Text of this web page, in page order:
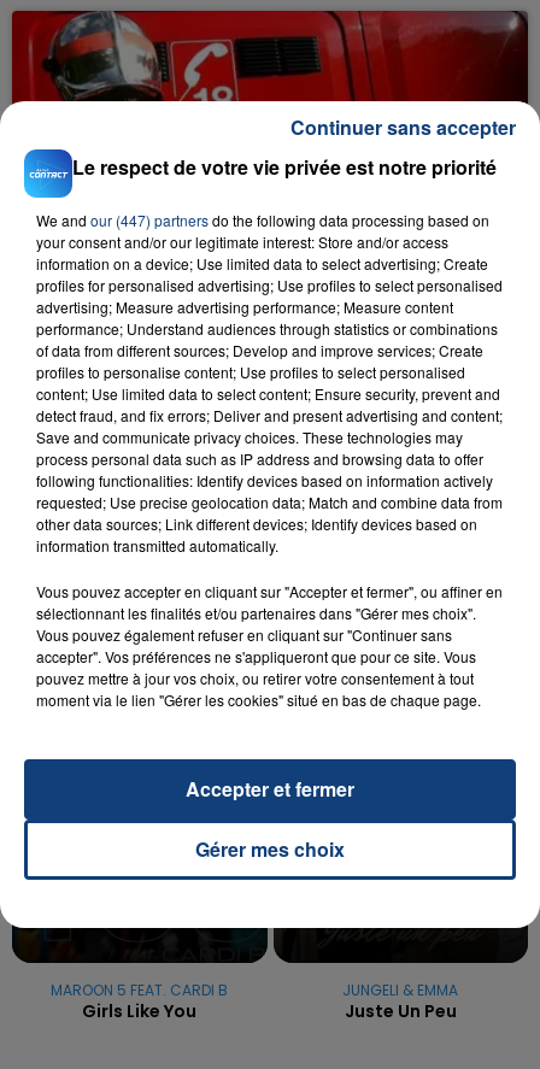
INCENDIE MORTEL À LENS : UNE FEMME ET
SON BÉBÉ ENTRE LA VIE ET LA...
Un homme s'est immolé par le feu après avoir
aspergé sa compagne et leur bébé de trois mois
d'un liquide inflammable.
20 juillet 2026
UNE ADOLESCENTE DEVANT SE FAIRE
OPÉRER DE LA CHEVILLE RESSORT DE LA...
La famille a porté plainte contre la clinique qui a
reconnu sa responsabilité et présenté ses
excuses.
TITRES DIFFUSÉS
MAROON 5 FEAT. CARDI B
Girls Like You
JUNGELI & EMMA
Juste Un Peu
Le respect de votre vie privée est notre priorité
We and our (447) partnersdo the following data processing based on
your consent and/or our legitimate interest: Store and/or access
information on a device; Use limited data to select advertising; Create
profiles for personalised advertising; Use profiles to select personalised
advertising; Measure advertising performance; Measure content
performance; Understand audiences through statistics or combinations
of data from different sources; Develop and improve services; Create
profiles to personalise content; Use profiles to select personalised
content; Use limited data to select content; Ensure security, prevent and
detect fraud, and fix errors; Deliver and present advertising and content;
Save and communicate privacy choices. These technologies may
process personal data such as IP address and browsing data to offer
following functionalities: Identify devices based on information actively
requested; Use precise geolocation data; Match and combine data from
other data sources; Link different devices; Identify devices based on
information transmitted automatically.
Vous pouvez accepter en cliquant sur "Accepter et fermer", ou affiner en
sélectionnant les finalités et/ou partenaires dans "Gérer mes choix".
Vous pouvez également refuser en cliquant sur "Continuer sans
accepter". Vos préférences ne s'appliqueront que pour ce site. Vous
pouvez mettre à jour vos choix, ou retirer votre consentement à tout
moment via le lien "Gérer les cookies" situé en bas de chaque page.
Gérer mes choix
Accepter et fermer
Continuer sans accepter